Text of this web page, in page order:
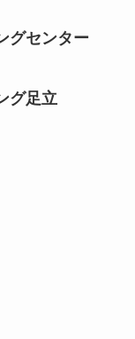
グセンター
グ足立